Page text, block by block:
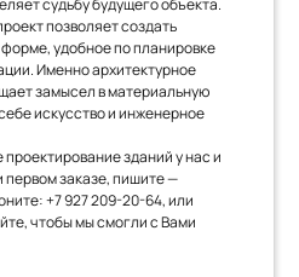
судьбу будущего объекта.
позволяет создать
удобное по планировке
Именно архитектурное
замысел в материальную
искусство и инженерное
зданий у нас и
первом заказе, пишите —
+7 927 209-20-64, или
чтобы мы смогли с Вами